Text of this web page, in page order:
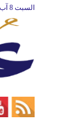
السبت 8 آب / أغسطس 2026